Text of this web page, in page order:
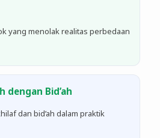
yang menolak realitas perbedaan
dengan Bid’ah
dan bid’ah dalam praktik